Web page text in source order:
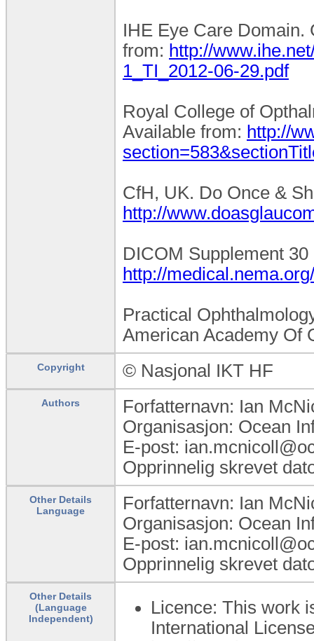
IHE Eye Care Domain.
from: http://
1_TI_2012-06-29.pdf
Royal College of
Available from: http://
CfH, UK. Do Once &
http://
DICOM Supplement
http://medical.nema.org/
Practical
American Academy Of
Copyright © Nasjonal IKT HF
Authors
Forfatternavn: Ian
Organisasjon: Ocean
E-post:
Opprinnelig skrevet
Other Details
Language
Forfatternavn: Ian
Organisasjon: Ocean
E-post:
Opprinnelig skrevet
Other Details
(Language
Independent)
Licence: This work
International